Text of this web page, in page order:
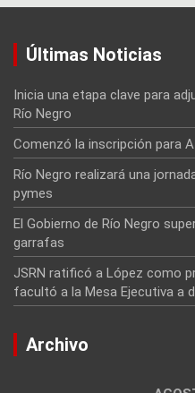
Últimas Noticias
Inicia una etapa clave para
Río Negro
Comenzó la inscripción para
Río Negro realizará una
pymes
El Gobierno de Río Negro
garrafas
JSRN ratificó a López como
facultó a la Mesa Ejecutiva a
Archivo